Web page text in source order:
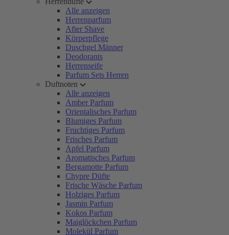
Alle anzeigen
Herrenparfum
After Shave
Körperpflege
Duschgel Männer
Deodorants
Herrenseife
Parfum Sets Herren
Duftnoten
Alle anzeigen
Amber Parfum
Orientalisches Parfum
Blumiges Parfum
Fruchtiges Parfum
Frisches Parfum
Apfel Parfum
Aromatisches Parfum
Bergamotte Parfum
Chypre Düfte
Frische Wäsche Parfum
Holziges Parfum
Jasmin Parfum
Kokos Parfum
Maiglöckchen Parfum
Molekül Parfum